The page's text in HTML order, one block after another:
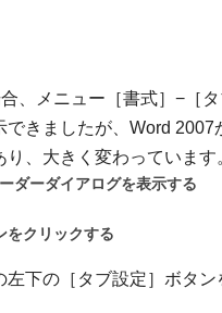
、メニュー［書式］−［
できましたが、Word
、大きく変わっています
ダーダイアログを表示する
クリックする
左下の［タブ設定］ボタン